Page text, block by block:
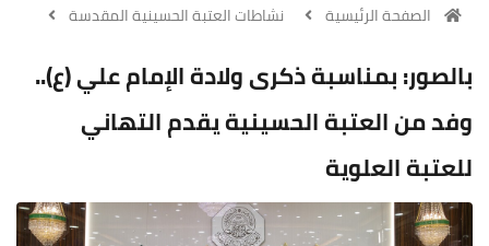
الصفحة الرئيسية نشاطات العتبة الحسينية المقدسة
بالصور: بمناسبة ذكرى ولادة الإمام علي (ع)..
وفد من العتبة الحسينية يقدم التهاني
للعتبة العلوية